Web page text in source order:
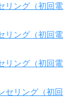
リング（初回電
リング（初回電
リング（初回電
セリング（初回